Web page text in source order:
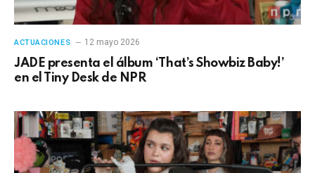
ACTUACIONES 12 mayo 2026
JADE presenta el álbum ‘That’s Showbiz Baby!’
en el Tiny Desk de NPR